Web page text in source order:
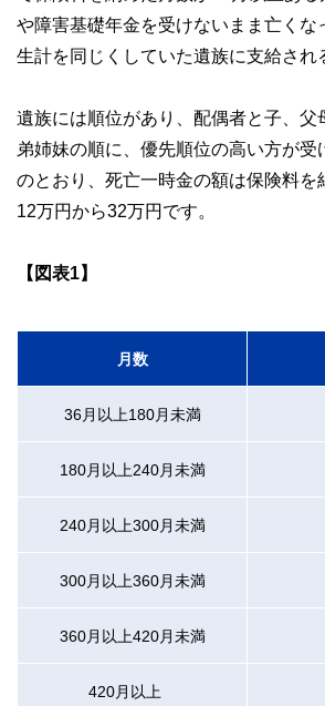
や障害基礎年金を受けないまま亡くな
生計を同じくしていた遺族に支給され
遺族には順位があり、配偶者と子、父
弟姉妹の順に、優先順位の高い方が受
のとおり、死亡一時金の額は保険料を
12万円から32万円です。
【図表1】
月数
36月以上180月未満
180月以上240月未満
240月以上300月未満
300月以上360月未満
360月以上420月未満
420月以上